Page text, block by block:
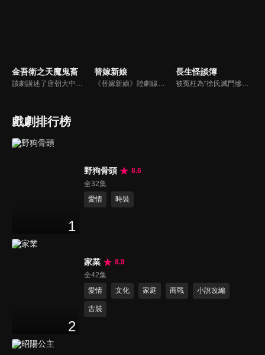
金吾衛之天魔鬼畜
該劇講述了唐朝大中年間主角金吾衛上將軍蕭雲帆為解決發生在長安都城的一系列詭異事件，破解所謂“神魔”的迷信傳說，層層瓦解當朝權臣企圖分裂國土某朝篡位的陰謀，拯救整個國家後和女主隱世而居的故事。
替嫁新娘
《替嫁新娘》陸劇線上看。燕璃國大將軍之女柳嘉，自小被父親裝成男子養在邊關。身在京城的雙胞胎姐姐柳靜姝大婚前離奇失蹤，柳嘉代替柳靜姝替嫁到了宣平侯府。沒想到新郎侯府世子蕭任衍，竟然是此前邂逅的“冤家男”。二人捅破身份後，協議各做各的事情互不干擾，沒想到卻共同捲入侯府的權力風波...
長生怪談簿
被冤枉為“徐氏滅門慘案”兇手的主人公在多年後深陷倖存者的複仇圈套，成功說服其共同對抗真兇，並找出真相的故事。整個故事發生在一個荒山客棧，眾人鬥智斗勇，一步步揭開每個人的秘密，還原案件本來面目。
戲劇排行榜
1
野狗骨頭
8.6
全32集
愛情
時裝
2
家業
8.9
全42集
愛情
文化 家庭 商戰 小說改編
古裝